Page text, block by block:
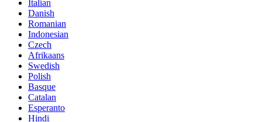
Italian
Danish
Romanian
Indonesian
Czech
Afrikaans
Swedish
Polish
Basque
Catalan
Esperanto
Hindi